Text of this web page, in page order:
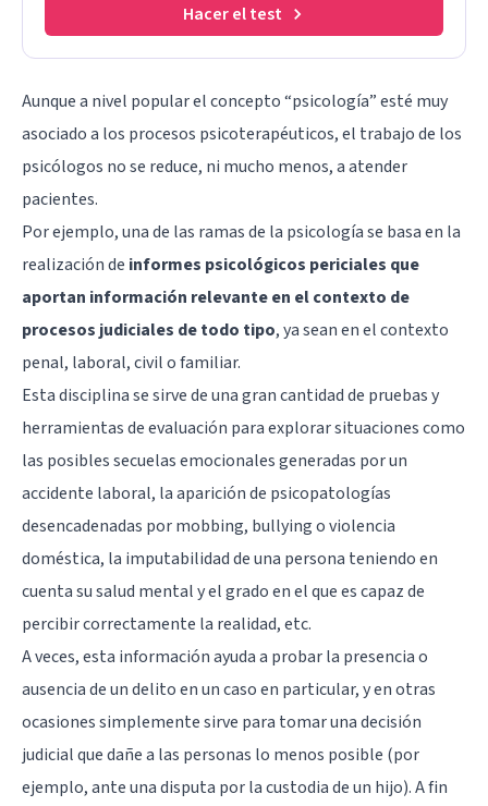
Hacer el test
Aunque a nivel popular el concepto “psicología” esté muy
asociado a los procesos psicoterapéuticos, el trabajo de los
psicólogos no se reduce, ni mucho menos, a atender
pacientes.
Por ejemplo, una de las ramas de la psicología se basa en la
realización de informes psicológicos periciales que
aportan información relevante en el contexto de
procesos judiciales de todo tipo, ya sean en el contexto
penal, laboral, civil o familiar.
Esta disciplina se sirve de una gran cantidad de pruebas y
herramientas de evaluación para explorar situaciones como
las posibles secuelas emocionales generadas por un
accidente laboral, la aparición de psicopatologías
desencadenadas por mobbing, bullying o violencia
doméstica, la imputabilidad de una persona teniendo en
cuenta su salud mental y el grado en el que es capaz de
percibir correctamente la realidad, etc.
A veces, esta información ayuda a probar la presencia o
ausencia de un delito en un caso en particular, y en otras
ocasiones simplemente sirve para tomar una decisión
judicial que dañe a las personas lo menos posible (por
ejemplo, ante una disputa por la custodia de un hijo). A fin